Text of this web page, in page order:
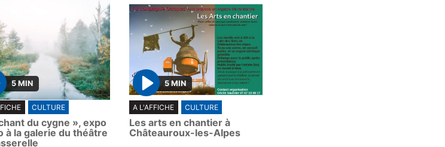
5 MIN
CULTURE
du cygne », expo
à la galerie du théâtre
P
l
a
y
5 MIN
A L'AFFICHE CULTURE
Les arts en chantier à
Châteauroux-les-Alpes